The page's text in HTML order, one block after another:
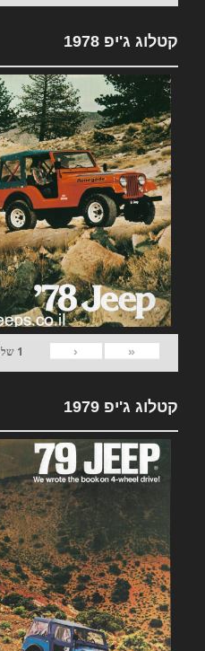
קטלוג ג'יפ 1978
«
‹
1 של
קטלוג ג'יפ 1979